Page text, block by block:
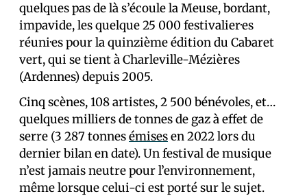
quelques pas de là s’écoule la Meuse, bordant,
impavide, les quelque 25 000 festivalier·es
réuni·es pour la quinzième édition du Cabaret
vert, qui se tient à Charleville-Mézières
(Ardennes) depuis 2005.
Cinq scènes, 108 artistes, 2 500 bénévoles, et…
quelques milliers de tonnes de gaz à effet de
serre (3 287 tonnesémisesen 2022 lors du
dernier bilan en date). Un festival de musique
n’est jamais neutre pour l’environnement,
même lorsque celui-ci est porté sur le sujet.